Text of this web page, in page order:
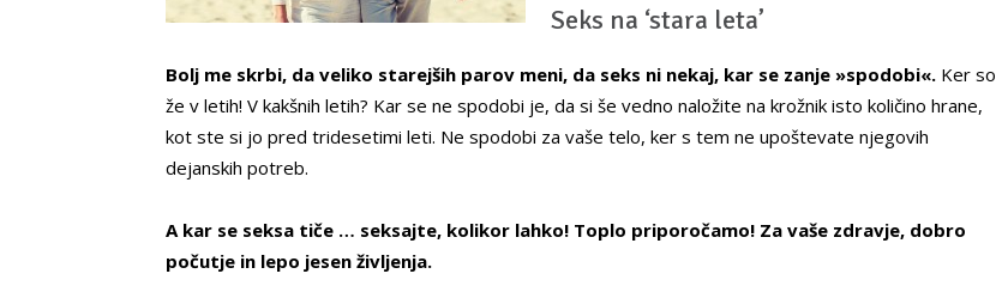
Seks na ‘stara leta’
Bolj me skrbi, da veliko starejših parov meni, da seks ni nekaj, kar se zanje »spodobi«. Ker so
že v letih! V kakšnih letih? Kar se ne spodobi je, da si še vedno naložite na krožnik isto količino hrane,
kot ste si jo pred tridesetimi leti. Ne spodobi za vaše telo, ker s tem ne upoštevate njegovih
dejanskih potreb.
A kar se seksa tiče … seksajte, kolikor lahko! Toplo priporočamo! Za vaše zdravje, dobro
počutje in lepo jesen življenja.